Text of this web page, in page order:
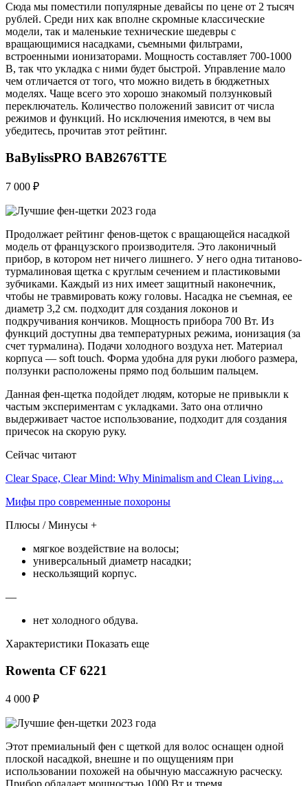
Сюда мы поместили популярные девайсы по цене от 2 тысяч
рублей. Среди них как вполне скромные классические
модели, так и маленькие технические шедевры с
вращающимися насадками, съемными фильтрами,
встроенными ионизаторами. Мощность составляет 700-1000
В, так что укладка с ними будет быстрой. Управление мало
чем отличается от того, что можно видеть в бюджетных
моделях. Чаще всего это хорошо знакомый ползунковый
переключатель. Количество положений зависит от числа
режимов и функций. Но исключения имеются, в чем вы
убедитесь, прочитав этот рейтинг.
BaBylissPRO BAB2676TTE
7 000 ₽
Продолжает рейтинг фенов-щеток с вращающейся насадкой
модель от французского производителя. Это лаконичный
прибор, в котором нет ничего лишнего. У него одна титаново-
турмалиновая щетка с круглым сечением и пластиковыми
зубчиками. Каждый из них имеет защитный наконечник,
чтобы не травмировать кожу головы. Насадка не съемная, ее
диаметр 3,2 см. подходит для создания локонов и
подкручивания кончиков. Мощность прибора 700 Вт. Из
функций доступны два температурных режима, ионизация (за
счет турмалина). Подачи холодного воздуха нет. Материал
корпуса — soft touch. Форма удобна для руки любого размера,
ползунки расположены прямо под большим пальцем.
Данная фен-щетка подойдет людям, которые не привыкли к
частым экспериментам с укладками. Зато она отлично
выдерживает частое использование, подходит для создания
причесок на скорую руку.
Сейчас читают
Clear Space, Clear Mind: Why Minimalism and Clean Living…
Мифы про современные похороны
Плюсы / Минусы +
мягкое воздействие на волосы;
универсальный диаметр насадки;
нескользящий корпус.
—
нет холодного обдува.
Характеристики Показать еще
Rowenta CF 6221
4 000 ₽
Этот премиальный фен с щеткой для волос оснащен одной
плоской насадкой, внешне и по ощущениям при
использовании похожей на обычную массажную расческу.